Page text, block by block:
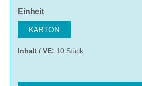
Einheitauswählen
KARTON
Inhalt / VE: 10 Stück